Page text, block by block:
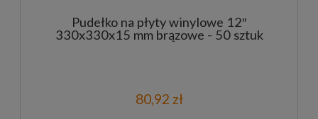
Pudełko na płyty winylowe 12″
330x330x15 mm brązowe - 50 sztuk
80,92 zł